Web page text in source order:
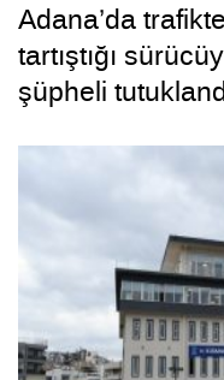
Adana’da
tartıştığı
şüpheli